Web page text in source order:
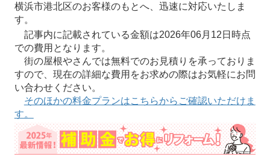
横浜市港北区のお客様のもとへ、迅速に対応いたしま
す。
記事内に記載されている金額は2026年06月12日時点
での費用となります。
街の屋根やさんでは無料でのお見積りを承っておりま
すので、現在の詳細な費用をお求めの際はお気軽にお問
い合わせください。
そのほかの料金プランはこちらからご確認いただけま
す。